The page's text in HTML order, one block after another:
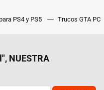
PS4 y PS5 Trucos GTA PC
NUESTRA